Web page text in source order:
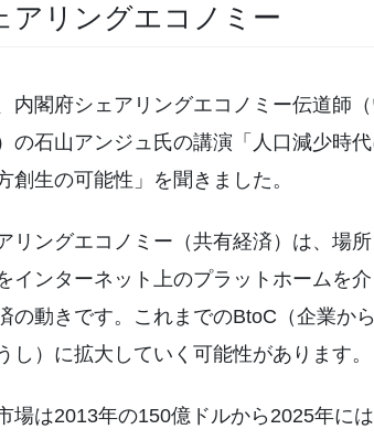
アリングエコノミー
内閣府シェアリングエコノミー伝道師
の石山アンジュ氏の講演「人口減少時
創生の可能性」を聞きました。
リングエコノミー（共有経済）は、場
インターネット上のプラットホームを
の動きです。これまでのBtoC（企業か
し）に拡大していく可能性があります。
場は2013年の150億ドルから2025年に